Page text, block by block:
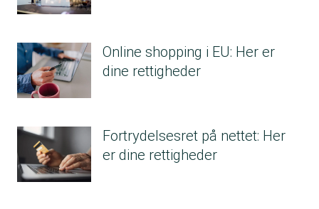
Online shopping i EU: Her er
dine rettigheder
Fortrydelsesret på nettet: Her
er dine rettigheder